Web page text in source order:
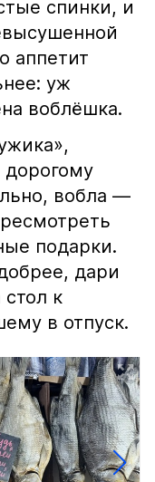
спинки, и
аппетит
уж
воблёшка.
дорогому
вобла —
подарки.
дари
к
в отпуск.